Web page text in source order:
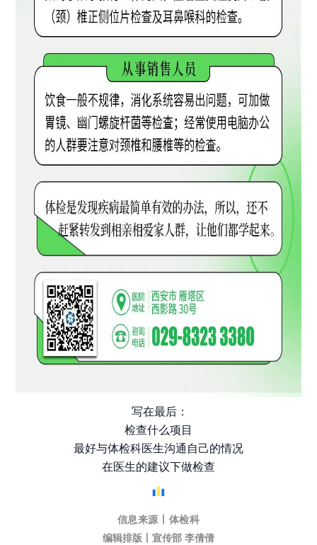
写在最后：
检查什么项目
最好与体检科医生沟通自己的情况
在医生的建议下做检查
信息来源丨体检科
编辑排版丨宣传部 李倩倩